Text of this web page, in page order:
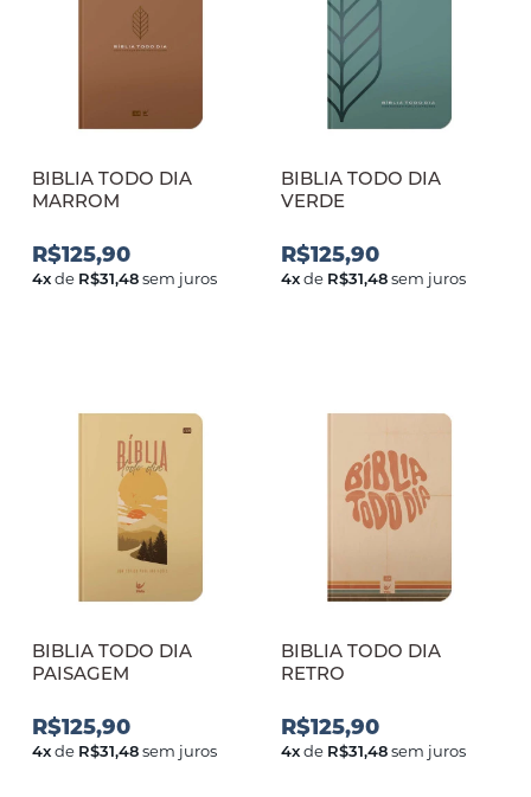
BIBLIA TODO DIA
MARROM
R$125,90
4xde R$31,48sem juros
BIBLIA TODO DIA
VERDE
R$125,90
4xde R$31,48sem juros
BIBLIA TODO DIA
PAISAGEM
R$125,90
4xde R$31,48sem juros
BIBLIA TODO DIA
RETRO
R$125,90
4xde R$31,48sem juros